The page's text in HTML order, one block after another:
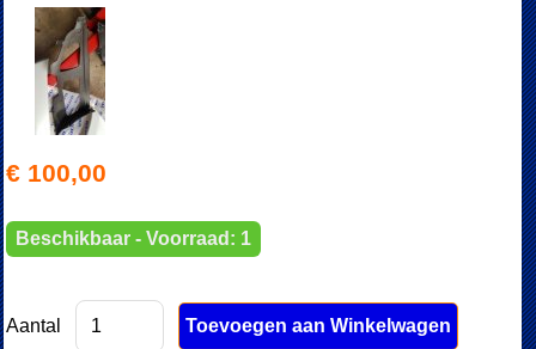
€ 100,00
Beschikbaar - Voorraad: 1
Aantal